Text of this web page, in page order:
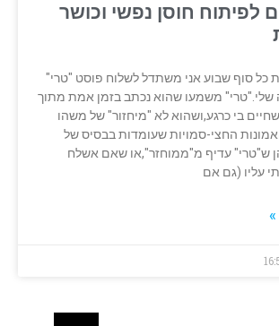
לפיתוח חוסן נפשי וכושר
לקראת כל סוף שבוע אני משתדל לשלוח פוסט "טרי"
משמעו שהוא נכתב בזמן אמת מתוך
בי כרגע,ושהוא לא "מיחזור" של משהו
החצי-סמויות שעומדות בבסיס של
הן ש"טרי" עדיף מ"ממוחזר",או שאם אשלח
עליו (גם אם